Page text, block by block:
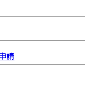
請